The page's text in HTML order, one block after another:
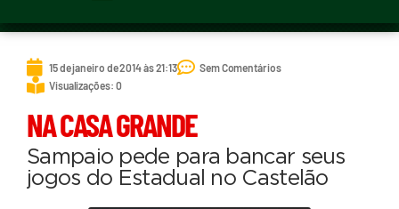
15 de janeiro de 2014 às 21:13
Sem Comentários
Visualizações: 0
NA CASA GRANDE
Sampaio pede para bancar seus
jogos do Estadual no Castelão